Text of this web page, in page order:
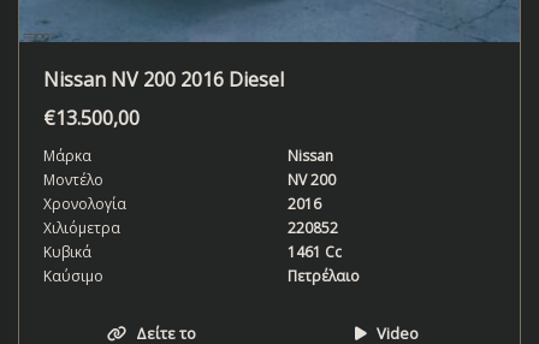
Nissan NV 200 2016 Diesel
€13.500,00
Μάρκα
Nissan
Μοντέλο
NV 200
Χρονολογία
2016
Χιλιόμετρα
220852
Κυβικά
1461 Cc
Καύσιμο
Πετρέλαιο
Δείτε το Video